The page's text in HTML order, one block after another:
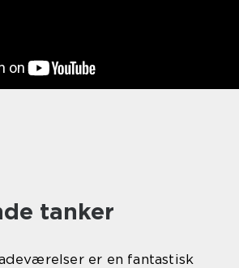
tanker
er en fantastisk